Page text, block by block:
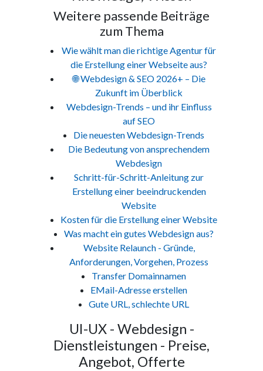
Weitere passende Beiträge
zum Thema
Wie wählt man die richtige Agentur für
die Erstellung einer Webseite aus?
🌐 Webdesign & SEO 2026+ – Die
Zukunft im Überblick
Webdesign-Trends – und ihr Einfluss
auf SEO
Die neuesten Webdesign-Trends
Die Bedeutung von ansprechendem
Webdesign
Schritt-für-Schritt-Anleitung zur
Erstellung einer beeindruckenden
Website
Kosten für die Erstellung einer Website
Was macht ein gutes Webdesign aus?
Website Relaunch - Gründe,
Anforderungen, Vorgehen, Prozess
Transfer Domainnamen
EMail-Adresse erstellen
Gute URL, schlechte URL
UI-UX - Webdesign -
Dienstleistungen - Preise,
Angebot, Offerte